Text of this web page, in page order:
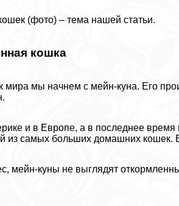
(фото) – тема нашей статьи.
кошка
мира мы начнем с мейн-куна. Его
и в Европе, а в последнее
из самых больших домашних кошек.
мейн-куны не выглядят